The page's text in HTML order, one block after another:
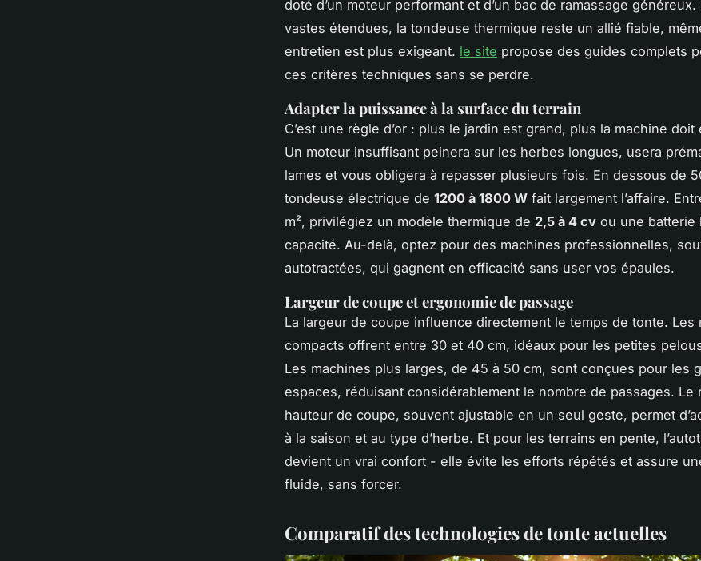
doté d’un moteur performant et d’un bac de ramassage généreux.
vastes étendues, la tondeuse thermique reste un allié fiable,
entretien est plus exigeant. le site propose des guides complets
ces critères techniques sans se perdre.
Adapter la puissance à la surface du terrain
C’est une règle d’or : plus le jardin est grand, plus la machine
Un moteur insuffisant peinera sur les herbes longues, usera
lames et vous obligera à repasser plusieurs fois. En dessous de
tondeuse électrique de 1200 à 1800 W fait largement l’affaire.
m², privilégiez un modèle thermique de 2,5 à 4 cv ou une batterie
capacité. Au-delà, optez pour des machines professionnelles,
autotractées, qui gagnent en efficacité sans user vos épaules.
Largeur de coupe et ergonomie de passage
La largeur de coupe influence directement le temps de tonte. Les
compacts offrent entre 30 et 40 cm, idéaux pour les petites
Les machines plus larges, de 45 à 50 cm, sont conçues pour les
espaces, réduisant considérablement le nombre de passages. Le
hauteur de coupe, souvent ajustable en un seul geste, permet
à la saison et au type d’herbe. Et pour les terrains en pente,
devient un vrai confort - elle évite les efforts répétés et assure
fluide, sans forcer.
Comparatif des technologies de tonte actuelles